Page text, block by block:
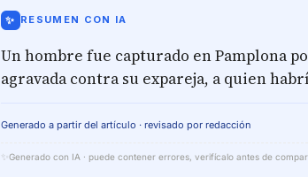
✨ RESUMEN CON IA
Un hombre fue capturado en Pamplona
agravada contra su expareja, a quien
Generado a partir del artículo · revisado por redacción
✨ Generado con IA · puede contener errores, verifícalo antes de